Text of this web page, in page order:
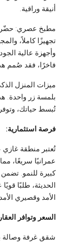
أنيقة وراقية.
مطبخ عصري: حضّر
تجهيزًا كاملاً،
وأجهزة عالية
فاخرًا، فقد صُمم
ميزات المنزل
بلمسة زر واحدة.
تُبسط حياتك،
فرصة استثمارية:
تُعتبر منطقة
عمرانيًا سريعًا،
كبيرة للنمو. تضمن
الحديثة، طلبًا
الأمد وقصيري
السعر وتوافر العقار